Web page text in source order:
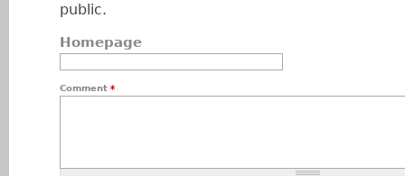
public.
Homepage
Comment *